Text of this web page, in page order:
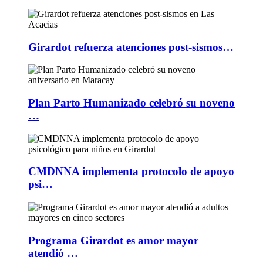
Girardot refuerza atenciones post-sismos…
Plan Parto Humanizado celebró su noveno
…
CMDNNA implementa protocolo de apoyo
psi…
Programa Girardot es amor mayor
atendió …